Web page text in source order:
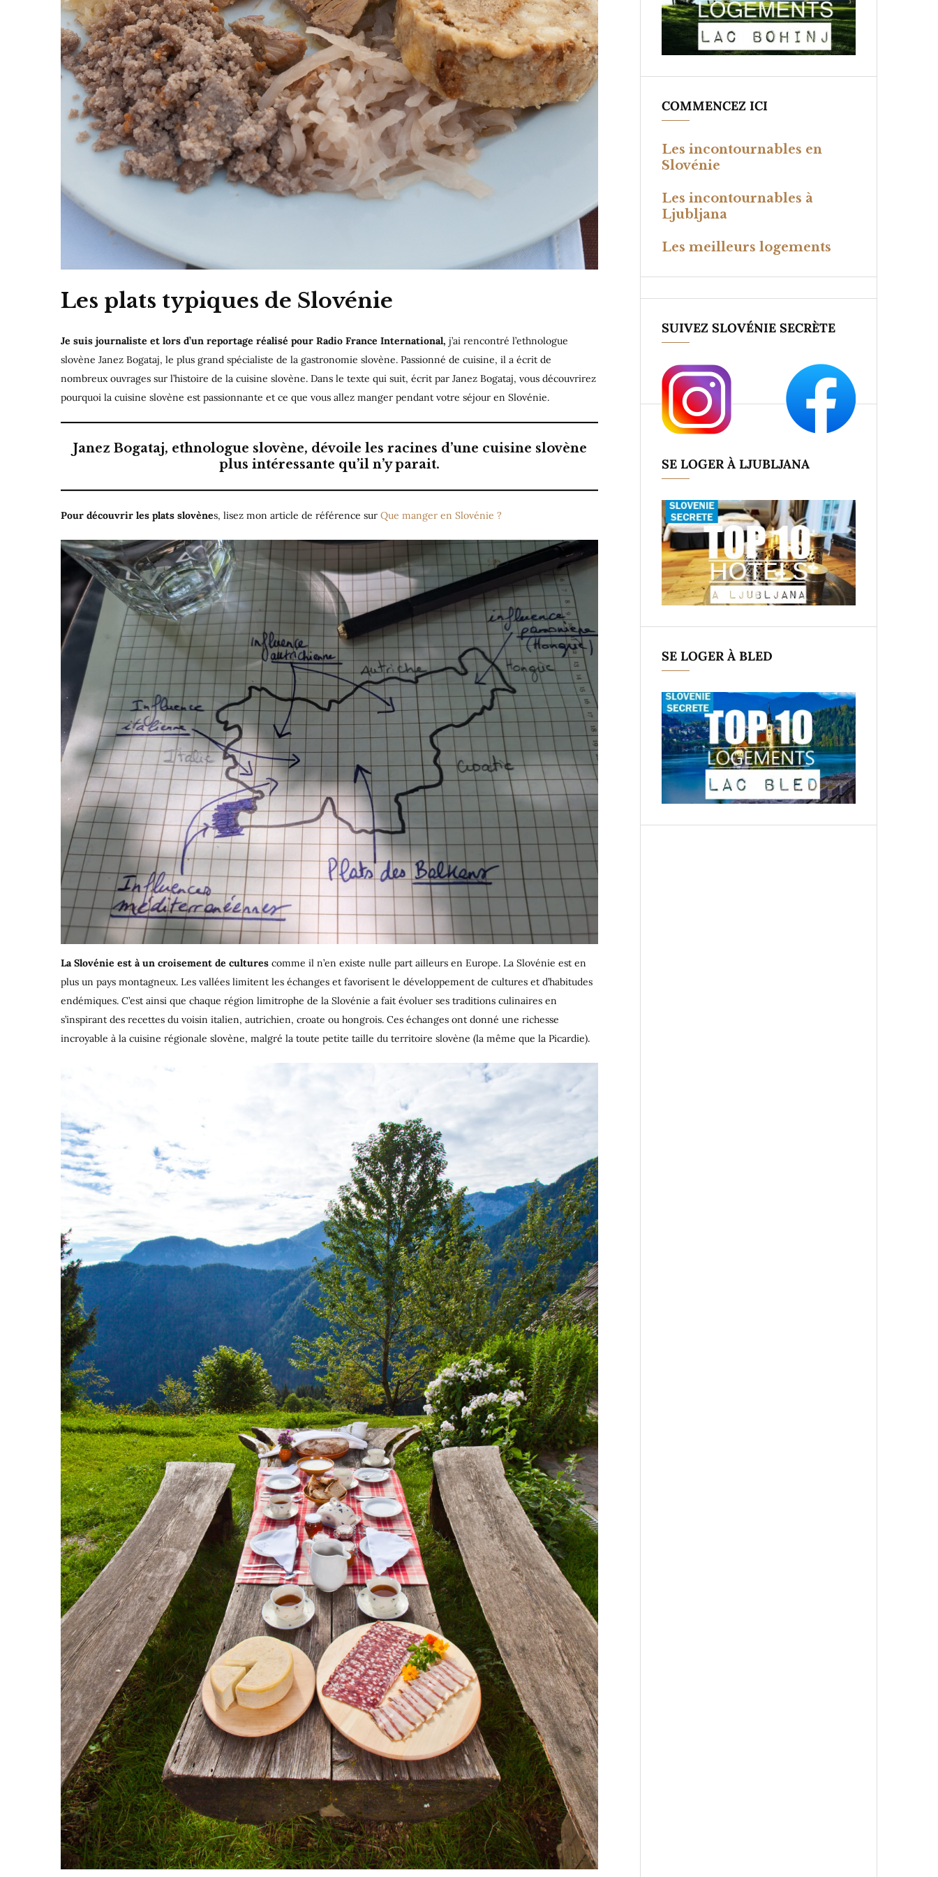
Les plats typiques de Slovénie
Je suis journaliste et lors d’un reportage réalisé pour Radio France International, j’ai rencontré l’ethnologue
slovène Janez Bogataj, le plus grand spécialiste de la gastronomie slovène. Passionné de cuisine, il a écrit de
nombreux ouvrages sur l’histoire de la cuisine slovène. Dans le texte qui suit, écrit par Janez Bogataj, vous découvrirez
pourquoi la cuisine slovène est passionnante et ce que vous allez manger pendant votre séjour en Slovénie.
Janez Bogataj, ethnologue slovène, dévoile les racines d’une cuisine slovène
plus intéressante qu’il n’y parait.
Pour découvrir les plats slovènes, lisez mon article de référence sur Que manger en Slovénie ?
La Slovénie est à un croisement de cultures comme il n’en existe nulle part ailleurs en Europe. La Slovénie est en
plus un pays montagneux. Les vallées limitent les échanges et favorisent le développement de cultures et d’habitudes
endémiques. C’est ainsi que chaque région limitrophe de la Slovénie a fait évoluer ses traditions culinaires en
s’inspirant des recettes du voisin italien, autrichien, croate ou hongrois. Ces échanges ont donné une richesse
incroyable à la cuisine régionale slovène, malgré la toute petite taille du territoire slovène (la même que la Picardie).
COMMENCEZ ICI
Les incontournables en
Slovénie
Les incontournables à
Ljubljana
Les meilleurs logements
SUIVEZ SLOVÉNIE SECRÈTE
SE LOGER À LJUBLJANA
SE LOGER À BLED